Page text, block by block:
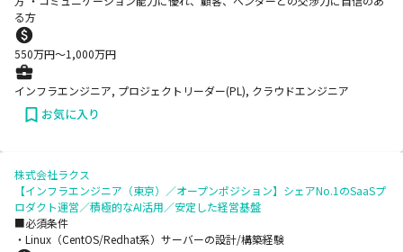
る方
550万円〜1,000万円
インフラエンジニア, プロジェクトリーダー(PL), クラウドエンジニア
お気に入り
株式会社ラクス
【インフラエンジニア（東京）／オープンポジション】シェアNo.1のSaaSプ
ロダクト運営／積極的なAI活用／安定した経営基盤
■必須条件
・Linux（CentOS/Redhat系）サーバーの設計/構築経験